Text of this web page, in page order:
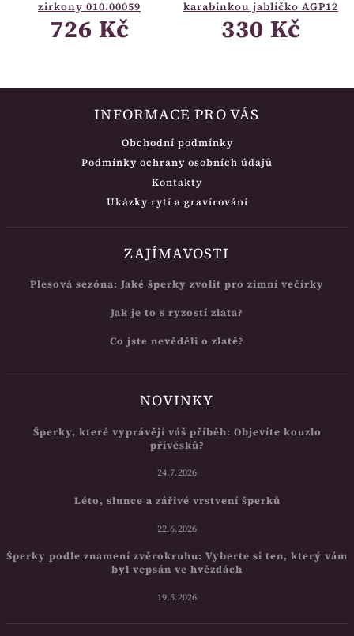
zirkony 010.00059
726 Kč
karabinkou jablíčko AGP12
330 Kč
INFORMACE PRO VÁS
Obchodní podmínky
Podmínky ochrany osobních údajů
Kontakty
Ukázky rytí a gravírování
ZAJÍMAVOSTI
Plesová sezóna: Jaké šperky zvolit pro zimní večírky
Jak je to s ryzostí zlata?
Co jste nevěděli o zlatě?
NOVINKY
Šperky, které vyprávějí váš příběh: Objevíte kouzlo
přívěsků?
24.7.2026
Léto, slunce a zářivé vrstvení šperků
22.6.2026
Šperky podle znamení zvěrokruhu: Vyberte si ten, který vám
byl vepsán ve hvězdách
19.5.2026